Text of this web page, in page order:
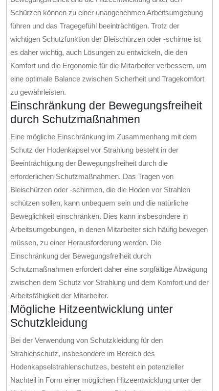
Schürzen können zu einer unangenehmen Arbeitsumgebung
führen und das Tragegefühl beeinträchtigen. Trotz der
wichtigen Schutzfunktion der Bleischürzen oder -schirme ist
es daher wichtig, auch Lösungen zu entwickeln, die den
Komfort und die Ergonomie für die Mitarbeiter verbessern, um
eine optimale Balance zwischen Sicherheit und Tragekomfort
zu gewährleisten.
Einschränkung der Bewegungsfreiheit
durch Schutzmaßnahmen
Eine mögliche Einschränkung im Zusammenhang mit dem
Schutz der Hodenkapsel vor Strahlung besteht in der
Beeinträchtigung der Bewegungsfreiheit durch die
erforderlichen Schutzmaßnahmen. Das Tragen von
Bleischürzen oder -schirmen, die die Hoden vor Strahlen
schützen sollen, kann unbequem sein und die natürliche
Beweglichkeit einschränken. Dies kann insbesondere in
Arbeitsumgebungen, in denen Mitarbeiter sich häufig bewegen
müssen, zu einer Herausforderung werden. Die
Einschränkung der Bewegungsfreiheit durch
Schutzmaßnahmen erfordert daher eine sorgfältige Abwägung
zwischen dem Schutz vor Strahlung und dem Komfort und der
Arbeitsfähigkeit der Mitarbeiter.
Mögliche Hitzeentwicklung unter
Schutzkleidung
Bei der Verwendung von Schutzkleidung für den
Strahlenschutz, insbesondere im Bereich des
Hodenkapselstrahlenschutzes, besteht ein potenzieller
Nachteil in Form einer möglichen Hitzeentwicklung unter der